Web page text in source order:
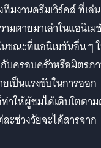
มงานดรีมเวิร์คส์ ที่เล่น
มตายมาเล่าในแอนิเม
นขณะที่แอนิเมชันอื่น ๆ
บครอบครัวหรือมิตรภ
เป็นแรงขับในการออก
ำให้ผู้ชมได้เติบโตตา
ะช่วงวัยจะได้สารจาก